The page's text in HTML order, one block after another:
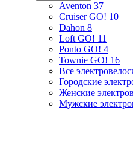
Aventon 37
Cruiser GO! 10
Dahon 8
Loft GO! 11
Ponto GO! 4
Townie GO! 16
Все
Городские
Женские
Мужские